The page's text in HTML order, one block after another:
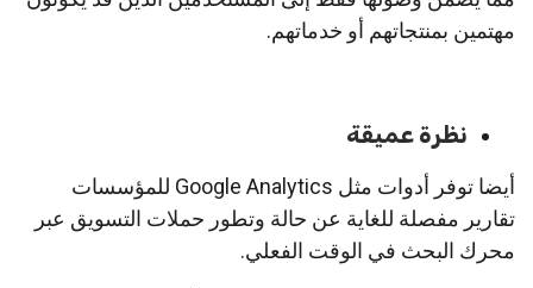
مهتمين بمنتجاتهم أو خدماتهم.
نظرة عميقة
أيضا توفر أدوات مثل Google Analytics للمؤسسات
تقارير مفصلة للغاية عن حالة وتطور حملات التسويق عبر
محرك البحث في الوقت الفعلي.